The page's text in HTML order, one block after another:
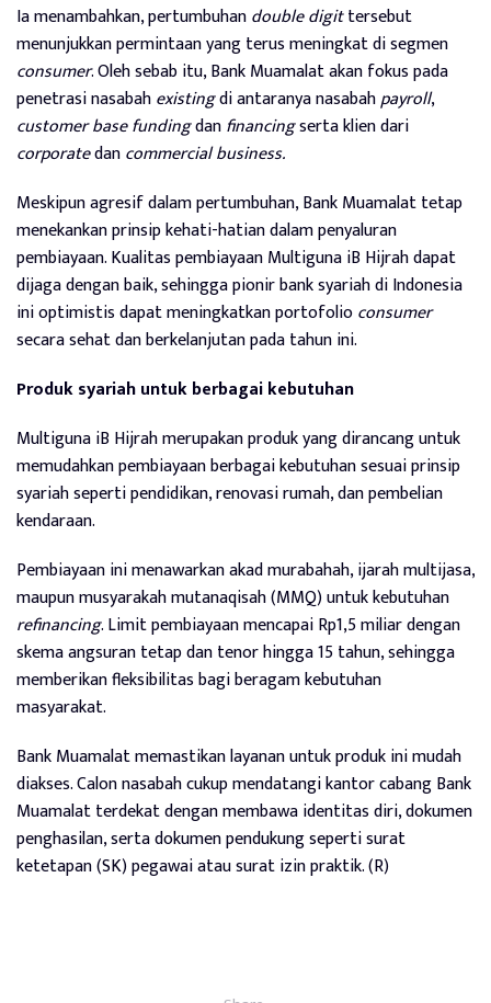
Ia menambahkan, pertumbuhandouble digittersebut
menunjukkan permintaan yang terus meningkat di segmen
consumer. Oleh sebab itu, Bank Muamalat akan fokus pada
penetrasi nasabahexistingdi antaranya nasabahpayroll,
customer base fundingdanfinancingserta klien dari
corporatedancommercial business.
Meskipun agresif dalam pertumbuhan, Bank Muamalat tetap
menekankan prinsip kehati-hatian dalam penyaluran
pembiayaan. Kualitas pembiayaan Multiguna iB Hijrah dapat
dijaga dengan baik, sehingga pionir bank syariah di Indonesia
ini optimistis dapat meningkatkan portofolioconsumer
secara sehat dan berkelanjutan pada tahun ini.
Produk syariah untuk berbagai kebutuhan
Multiguna iB Hijrah merupakan produk yang dirancang untuk
memudahkan pembiayaan berbagai kebutuhan sesuai prinsip
syariah seperti pendidikan, renovasi rumah, dan pembelian
kendaraan.
Pembiayaan ini menawarkan akad murabahah, ijarah multijasa,
maupun musyarakah mutanaqisah (MMQ) untuk kebutuhan
refinancing. Limit pembiayaan mencapai Rp1,5 miliar dengan
skema angsuran tetap dan tenor hingga 15 tahun, sehingga
memberikan fleksibilitas bagi beragam kebutuhan
masyarakat.
Bank Muamalat memastikan layanan untuk produk ini mudah
diakses. Calon nasabah cukup mendatangi kantor cabang Bank
Muamalat terdekat dengan membawa identitas diri, dokumen
penghasilan, serta dokumen pendukung seperti surat
ketetapan (SK) pegawai atau surat izin praktik. (R)